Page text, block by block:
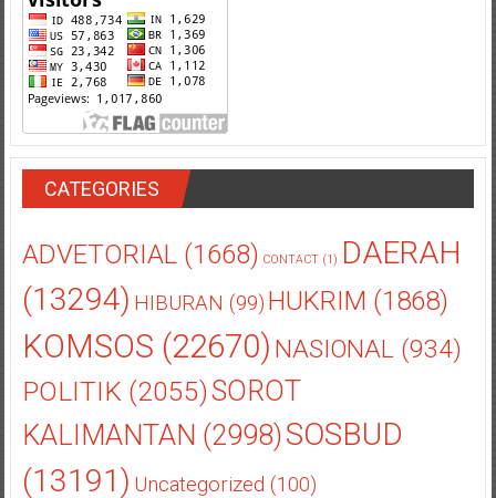
CATEGORIES
ADVETORIAL(1668) CONTACT(1) DAERAH
(13294) HIBURAN (99) HUKRIM (1868)
KOMSOS (22670) NASIONAL(934)
POLITIK(2055)SOROT
KALIMANTAN (2998)SOSBUD
(13191) Uncategorized (100)